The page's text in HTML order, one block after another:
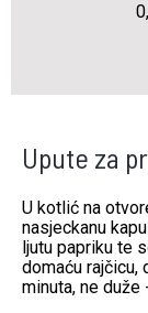
Upute za
U kotlić na
nasjeckanu
ljutu papriku te
domaću rajčicu,
minuta, ne duže